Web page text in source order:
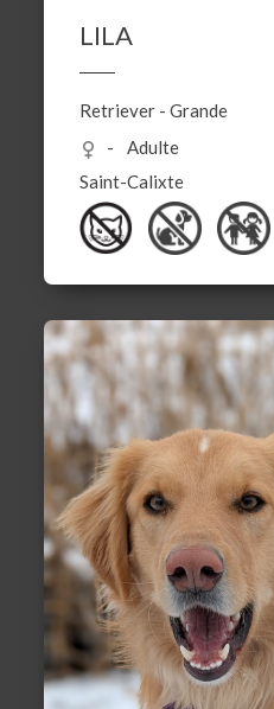
LILA
Retriever -Grande
Adulte
Saint-Calixte